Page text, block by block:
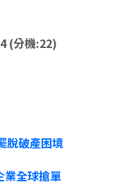
(分機:22)
破產困境
業全球搶單